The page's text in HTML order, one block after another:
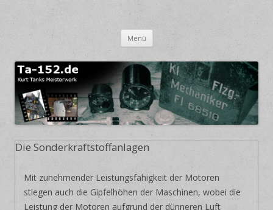
Focke-Wulf TA 152
Menü
Die Sonderkraftstoffanlagen
Mit zunehmender Leistungsfähigkeit der Motoren
stiegen auch die Gipfelhöhen der Maschinen, wobei die
Leistung der Motoren aufgrund der dünneren Luft